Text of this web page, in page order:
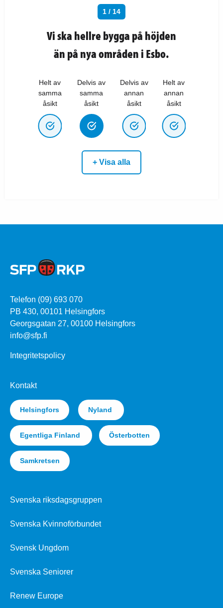
1 / 14
Vi ska hellre bygga på höjden
än på nya områden i Esbo.
Helt av
samma
åsikt
Delvis av
samma
åsikt
Delvis av
annan
åsikt
Helt av
annan
åsikt
+ Visa alla
Telefon (09) 693 070
PB 430, 00101 Helsingfors
Georgsgatan 27, 00100 Helsingfors
info@sfp.fi
Integritetspolicy
Kontakt
Helsingfors Nyland
Egentliga Finland Österbotten
Samkretsen
Svenska riksdagsgruppen
Svenska Kvinnoförbundet
Svensk Ungdom
Svenska Seniorer
Renew Europe